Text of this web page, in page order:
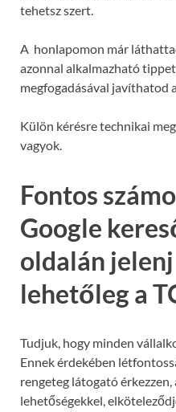
tehetsz szert.
A honlapomon már
azonnal alkalmazható
megfogadásával javíthatod
Külön kérésre technikai
vagyok.
Fontos
Google
oldalán jelenj
lehetőleg a
Tudjuk, hogy minden
Ennek érdekében
rengeteg látogató
lehetőségekkel,